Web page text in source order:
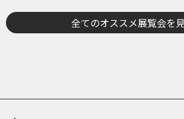
江戸絵画
全てのオススメ展覧会を